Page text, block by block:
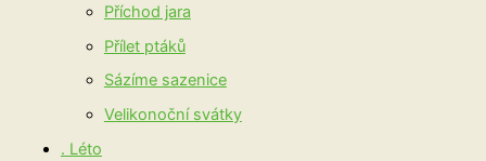
Příchod jara
Přílet ptáků
Sázíme sazenice
Velikonoční svátky
. Léto